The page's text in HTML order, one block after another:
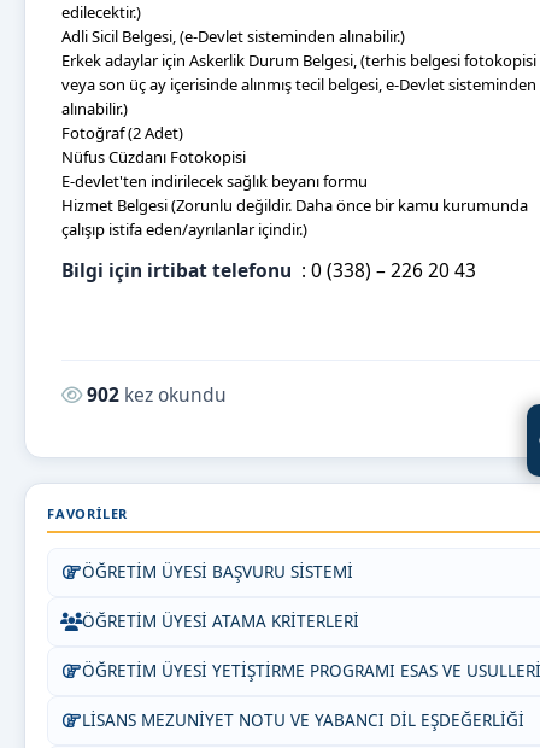
edilecektir.)
Adli Sicil Belgesi, (e-Devlet sisteminden alınabilir.)
Erkek adaylar için Askerlik Durum Belgesi, (terhis belgesi fotokopisi
veya son üç ay içerisinde alınmış tecil belgesi, e-Devlet sisteminden
alınabilir.)
Fotoğraf (2 Adet)
Nüfus Cüzdanı Fotokopisi
E-devlet'ten indirilecek sağlık beyanı formu
Hizmet Belgesi (Zorunlu değildir. Daha önce bir kamu kurumunda
çalışıp istifa eden/ayrılanlar içindir.)
Bilgi için irtibat telefonu : 0 (338) – 226 20 43
Okunma sayısı:
902 kez okundu
FAVORILER
ÖĞRETİM ÜYESİ BAŞVURU SİSTEMİ
ÖĞRETİM ÜYESİ ATAMA KRİTERLERİ
ÖĞRETİM ÜYESİ YETİŞTİRME PROGRAMI ESAS VE USULLERİ
LİSANS MEZUNİYET NOTU VE YABANCI DİL EŞDEĞERLİĞİ